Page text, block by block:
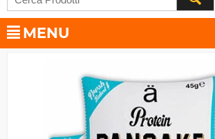
MENU